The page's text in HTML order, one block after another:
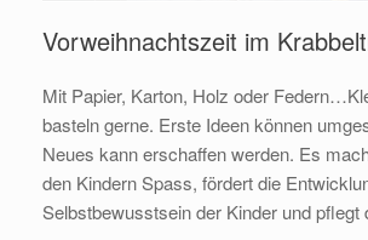
Vorweihnachtszeit im
Mit Papier, Karton, Holz oder
basteln gerne. Erste Ideen können
Neues kann erschaffen werden. Es
den Kindern Spass, fördert die
Selbstbewusstsein der Kinder und pflegt